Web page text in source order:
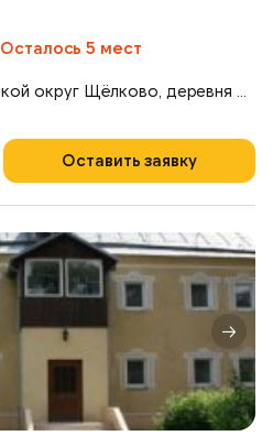
Осталось 5 мест
Оставить заявку